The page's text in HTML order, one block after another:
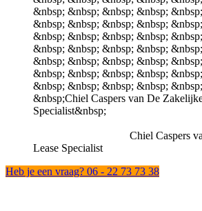
Chiel Caspers van
Lease Specialist
Heb je een vraag? 06 - 22 73 73 38